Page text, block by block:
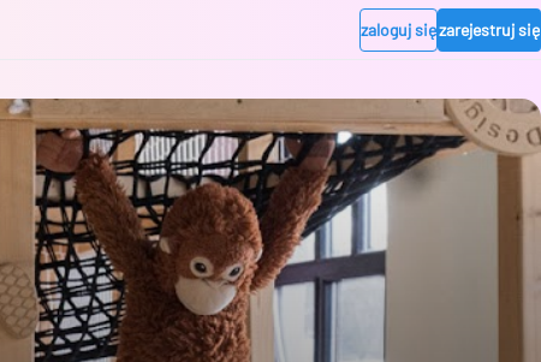
zaloguj sięzarejestruj się